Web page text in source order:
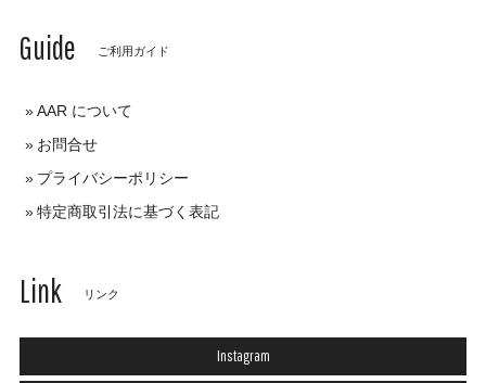
Guide ご利用ガイド
AAR について
お問合せ
プライバシーポリシー
特定商取引法に基づく表記
Link リンク
Instagram